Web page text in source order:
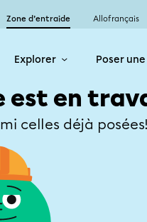
Zone d’entraide Allofrançais
Explorer Poser
est en
celles déjà posées!